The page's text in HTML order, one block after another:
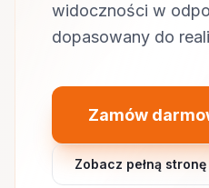
widoczności w
dopasowany do
Zamów
Zobacz pełną stronę